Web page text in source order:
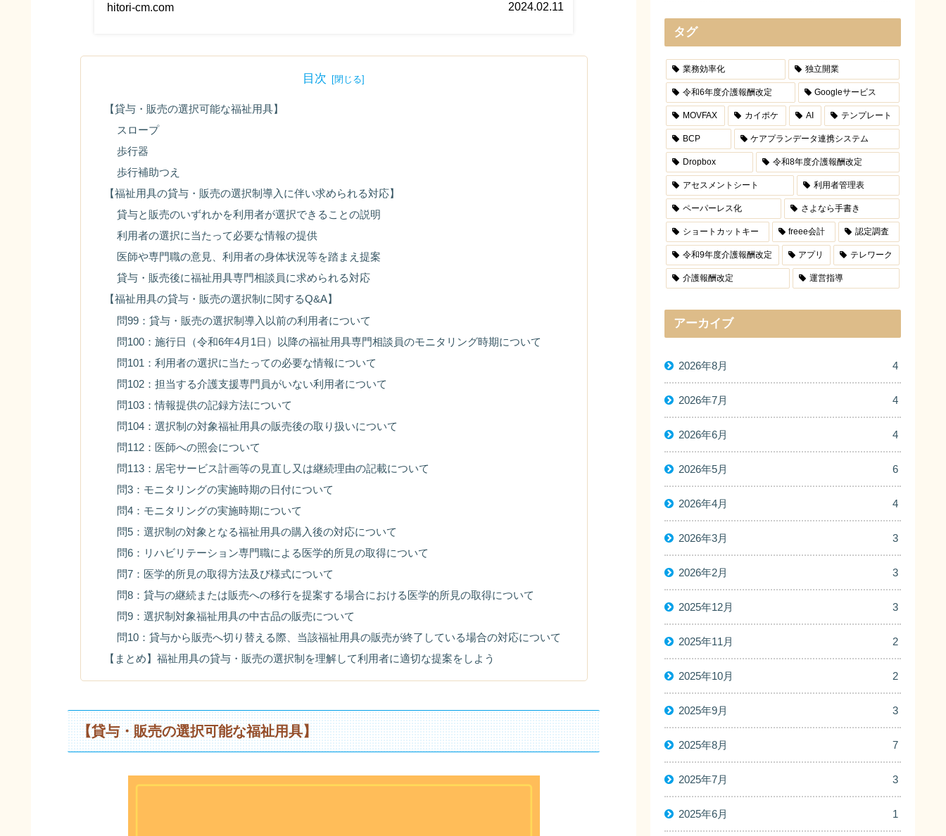
hitori-cm.com 2024.02.11
目次
【貸与・販売の選択可能な福祉用具】
スロープ
歩行器
歩行補助つえ
【福祉用具の貸与・販売の選択制導入に伴い求められる対応】
貸与と販売のいずれかを利用者が選択できることの説明
利用者の選択に当たって必要な情報の提供
医師や専門職の意見、利用者の身体状況等を踏まえ提案
貸与・販売後に福祉用具専門相談員に求められる対応
【福祉用具の貸与・販売の選択制に関するQ&A】
問99：貸与・販売の選択制導入以前の利用者について
問100：施行日（令和6年4月1日）以降の福祉用具専門相談員のモニタリング時期について
問101：利用者の選択に当たっての必要な情報について
問102：担当する介護支援専門員がいない利用者について
問103：情報提供の記録方法について
問104：選択制の対象福祉用具の販売後の取り扱いについて
問112：医師への照会について
問113：居宅サービス計画等の見直し又は継続理由の記載について
問3：モニタリングの実施時期の日付について
問4：モニタリングの実施時期について
問5：選択制の対象となる福祉用具の購入後の対応について
問6：リハビリテーション専門職による医学的所見の取得について
問7：医学的所見の取得方法及び様式について
問8：貸与の継続または販売への移行を提案する場合における医学的所見の取得について
問9：選択制対象福祉用具の中古品の販売について
問10：貸与から販売へ切り替える際、当該福祉用具の販売が終了している場合の対応について
【まとめ】福祉用具の貸与・販売の選択制を理解して利用者に適切な提案をしよう
【貸与・販売の選択可能な福祉用具】
タグ
業務効率化 独立開業
令和6年度介護報酬改定 Googleサービス
MOVFAX カイポケ AI テンプレート
BCP ケアプランデータ連携システム
Dropbox 令和8年度介護報酬改定
アセスメントシート 利用者管理表
ペーパーレス化 さよなら手書き
ショートカットキー freee会計 認定調査
令和9年度介護報酬改定 アプリ テレワーク
介護報酬改定 運営指導
アーカイブ
2026年8月 4
2026年7月 4
2026年6月 4
2026年5月 6
2026年4月 4
2026年3月 3
2026年2月 3
2025年12月 3
2025年11月 2
2025年10月 2
2025年9月 3
2025年8月 7
2025年7月 3
2025年6月 1